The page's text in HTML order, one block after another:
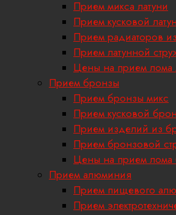
Прием микса латуни
Прием кусковой
Прием радиаторов
Прием латунной
Цены на прием лома
Прием бронзы
Прием бронзы микс
Прием кусковой
Прием изделий из
Прием бронзовой
Цены на прием лома
Прием алюминия
Прием пищевого
Прием